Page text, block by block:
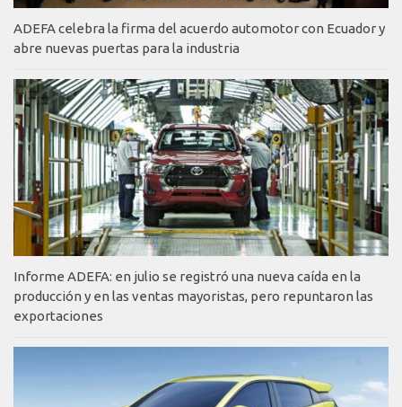
ADEFA celebra la firma del acuerdo automotor con Ecuador y
abre nuevas puertas para la industria
Informe ADEFA: en julio se registró una nueva caída en la
producción y en las ventas mayoristas, pero repuntaron las
exportaciones